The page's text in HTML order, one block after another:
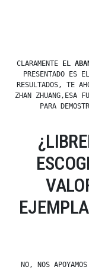
CLARAMENTE EL
PRESENTADO ES
RESULTADOS, TE
ZHAN ZHUANG,ESA
PARA
NO, NOS